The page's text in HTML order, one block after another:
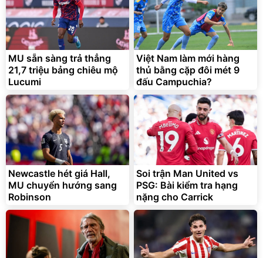
MU sẵn sàng trả thẳng
21,7 triệu bảng chiêu mộ
Lucumi
Việt Nam làm mới hàng
thủ bằng cặp đôi mét 9
đấu Campuchia?
Newcastle hét giá Hall,
MU chuyển hướng sang
Robinson
Soi trận Man United vs
PSG: Bài kiểm tra hạng
nặng cho Carrick